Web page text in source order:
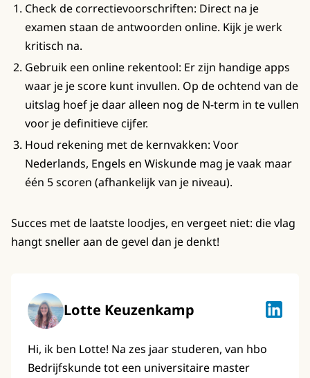
Check de correctievoorschriften: Direct na je
examen staan de antwoorden online. Kijk je werk
kritisch na.
Gebruik een online rekentool: Er zijn handige apps
waar je je score kunt invullen. Op de ochtend van de
uitslag hoef je daar alleen nog de N-term in te vullen
voor je definitieve cijfer.
Houd rekening met de kernvakken: Voor
Nederlands, Engels en Wiskunde mag je vaak maar
één 5 scoren (afhankelijk van je niveau).
Succes met de laatste loodjes, en vergeet niet: die vlag
hangt sneller aan de gevel dan je denkt!
Lotte Keuzenkamp Lotte
Hi, ik ben Lotte! Na zes jaar studeren, van hbo
Bedrijfskunde tot een universitaire master